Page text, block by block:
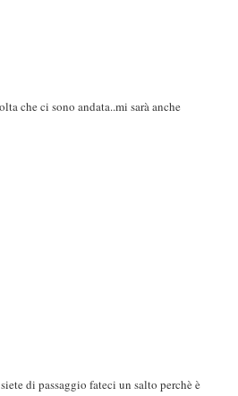
che ci sono andata..mi sarà anche
di passaggio fateci un salto perchè è